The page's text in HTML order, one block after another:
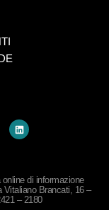
di informazione
Vitaliano Brancati, 16 –
– 2180